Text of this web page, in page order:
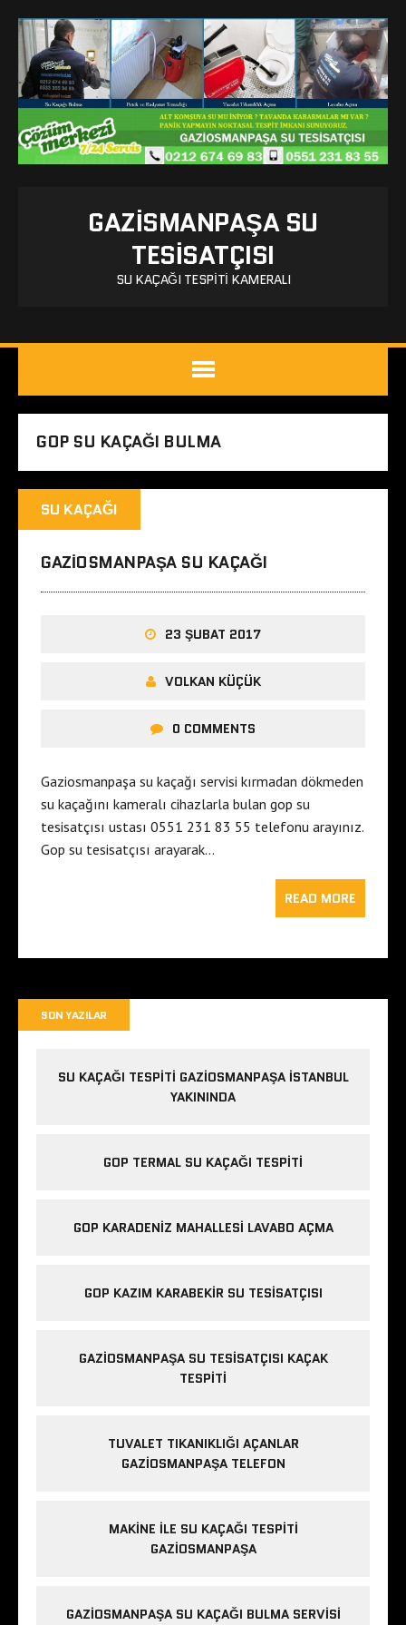
GAZISMANPAŞA SU
TESISATÇISI
SU KAÇAĞI TESPITI KAMERALI
GOP SU KAÇAĞI BULMA
SU KAÇAĞI
GAZIOSMANPAŞA SU KAÇAĞI
23 ŞUBAT 2017
VOLKAN KÜÇÜK
0 COMMENTS
Gaziosmanpaşa su kaçağı servisi kırmadan dökmeden
su kaçağını kameralı cihazlarla bulan gop su
tesisatçısı ustası 0551 231 83 55 telefonu arayınız.
Gop su tesisatçısı arayarak…
READ MORE
SON YAZILAR
SU KAÇAĞI TESPITI GAZIOSMANPAŞA ISTANBUL
YAKININDA
GOP TERMAL SU KAÇAĞI TESPITI
GOP KARADENIZ MAHALLESI LAVABO AÇMA
GOP KAZIM KARABEKIR SU TESISATÇISI
GAZIOSMANPAŞA SU TESISATÇISI KAÇAK
TESPITI
TUVALET TIKANIKLIĞI AÇANLAR
GAZIOSMANPAŞA TELEFON
MAKINE ILE SU KAÇAĞI TESPITI
GAZIOSMANPAŞA
GAZIOSMANPAŞA SU KAÇAĞI BULMA SERVISI